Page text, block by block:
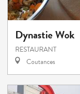
Dynastie Wok
RESTAURANT
Coutances